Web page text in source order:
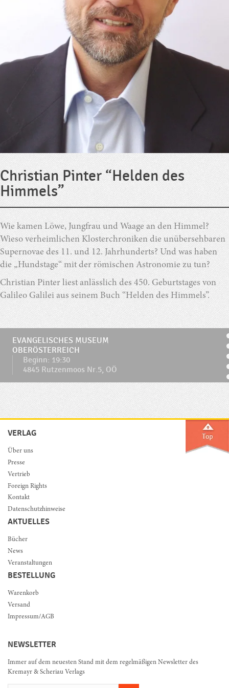
Christian Pinter “Helden des
Himmels”
Wie kamen Löwe, Jungfrau und Waage an den Himmel?
Wieso verheimlichen Klosterchroniken die unübersehbaren
Supernovae des 11. und 12. Jahrhunderts? Und was haben
die „Hundstage“ mit der römischen Astronomie zu tun?
Christian Pinter liest anlässlich des 450. Geburtstages von
Galileo Galilei aus seinem Buch “Helden des Himmels”.
EVANGELISCHES MUSEUM
OBERÖSTERREICH
Beginn: 19:30
4845 Rutzenmoos Nr.5, OÖ
VERLAG
Über uns
Presse
Vertrieb
Foreign Rights
Kontakt
Datenschutzhinweise
AKTUELLES
Bücher
News
Veranstaltungen
BESTELLUNG
Warenkorb
Versand
Impressum/AGB
NEWSLETTER
Immer auf dem neuesten Stand mit dem regelmäßigen Newsletter des
Kremayr & Scheriau Verlags